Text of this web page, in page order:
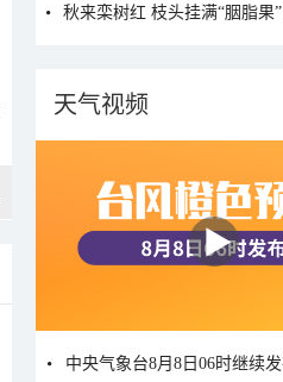
秋来栾树红 枝头挂满“胭脂果”
天气视频